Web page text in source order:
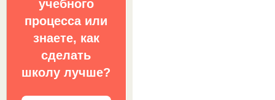
учебного
процесса или
знаете, как
сделать
школу лучше?